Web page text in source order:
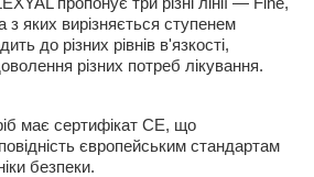
яких вирізняється ступенем
до різних рівнів в'язкості,
різних потреб лікування.
має сертифікат CE, що
європейським стандартам
безпеки.